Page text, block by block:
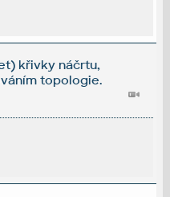
křivky náčrtu,
topologie.